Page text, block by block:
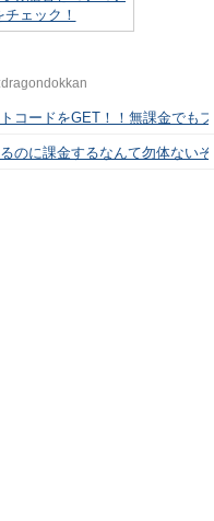
ェック！
コードをGET！！無課金でも
のに課金するなんて勿体ない